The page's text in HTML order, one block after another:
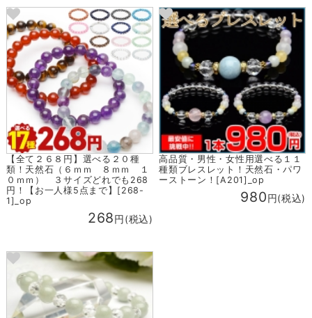
【全て２６８円】選べる２０種
類！天然石（６ｍｍ ８ｍｍ １
０ｍｍ） ３サイズどれでも268
円！【お一人様5点まで】[268-
1]_op
268円(税込)
高品質・男性・女性用選べる１１
種類ブレスレット！天然石・パワ
ーストーン！[A201]_op
980円(税込)